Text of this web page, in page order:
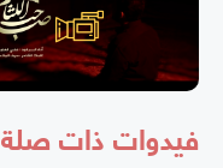
فيدوات ذات صلة